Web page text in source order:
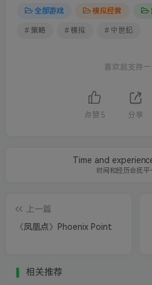
全部游戏 模拟经营
# 策略 # 模拟 # 中世纪
喜欢就支持
点赞 5 分享
Time and
时间和经历会抚平
上一篇
《凤凰点》Phoenix Point
相关推荐